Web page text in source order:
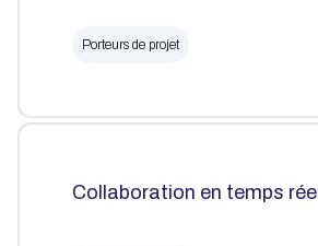
Porteurs de projet
Collaboration en temps réel